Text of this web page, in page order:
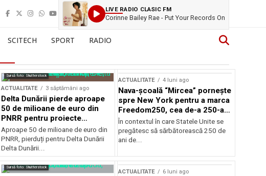
LIVE RADIO CLASIC FM
Corinne Bailey Rae - Put Your Records On
SCITECH SPORT RADIO
Sursă foto: Shutterstock
ACTUALITATE 3 săptămâni ago
Delta Dunării pierde aproape
50 de milioane de euro din
PNRR pentru proiecte
esențiale
Aproape 50 de milioane de euro din
PNRR, pierduți pentru Delta Dunării
Delta Dunării...
ACTUALITATE 4 luni ago
Nava-școală “Mircea” pornește
spre New York pentru a marca
Freedom250, cea de-a 250-a
aniversare a Statelor Unite
În contextul în care Statele Unite se
pregătesc să sărbătorească 250 de
ani de...
Sursă foto: Shutterstock
ACTUALITATE 6 luni ago